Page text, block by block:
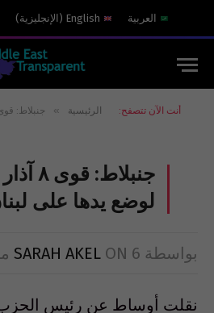
العربية English
( الإنجليزية)
أنت الآن تتصفح: الرئيسية » جنبلاط: قوى ٨ آذار تسعى لوضع يدها على
جنبلاط:
لوضع يدها على
بواسطة SARAH AKEL ON 6 مايو 2012
نقلت أوساط عن رئيس